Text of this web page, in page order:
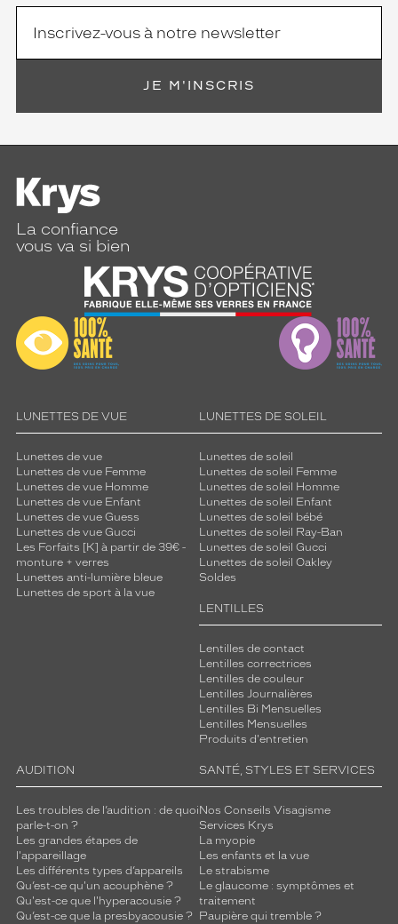
JE M'INSCRIS
La confiance
vous va si bien
LUNETTES DE VUE
Lunettes de vue
Lunettes de vue Femme
Lunettes de vue Homme
Lunettes de vue Enfant
Lunettes de vue Guess
Lunettes de vue Gucci
Les Forfaits [K] à partir de 39€ -
monture + verres
Lunettes anti-lumière bleue
Lunettes de sport à la vue
LUNETTES DE SOLEIL
Lunettes de soleil
Lunettes de soleil Femme
Lunettes de soleil Homme
Lunettes de soleil Enfant
Lunettes de soleil bébé
Lunettes de soleil Ray-Ban
Lunettes de soleil Gucci
Lunettes de soleil Oakley
Soldes
LENTILLES
Lentilles de contact
Lentilles correctrices
Lentilles de couleur
Lentilles Journalières
Lentilles Bi Mensuelles
Lentilles Mensuelles
Produits d'entretien
AUDITION
Les troubles de l’audition : de quoi
parle-t-on ?
Les grandes étapes de
l'appareillage
Les différents types d’appareils
Qu’est-ce qu'un acouphène ?
Qu'est-ce que l'hyperacousie ?
Qu’est-ce que la presbyacousie ?
SANTÉ, STYLES ET SERVICES
Nos Conseils Visagisme
Services Krys
La myopie
Les enfants et la vue
Le strabisme
Le glaucome : symptômes et
traitement
Paupière qui tremble ?